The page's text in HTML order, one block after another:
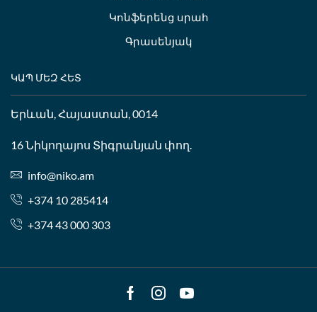
Կոնֆերենց սրահ
Գրասենյակ
ԿԱՊ ՄԵԶ ՀԵՏ
Երևան, Հայաստան, 0014
16 Նիկողայոս Տիգրանյան փող.
info@niko.am
+374 10 285414
+374 43 000 303
Facebook
Instagram
Youtube